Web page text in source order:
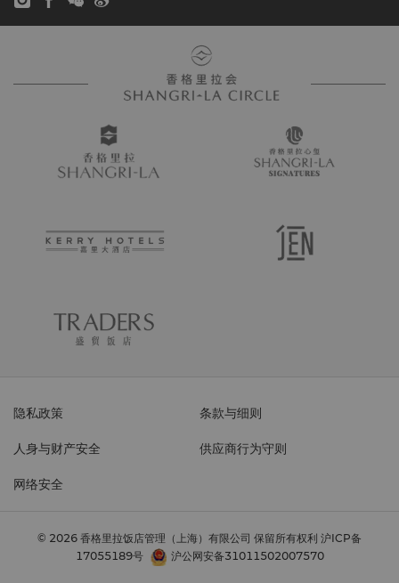
隐私政策 条款与细则
人身与财产安全 供应商行为守则
网络安全
© 2026 香格里拉饭店管理（上海）有限公司 保留所有权利 沪ICP备
17055189号
沪公网安备31011502007570